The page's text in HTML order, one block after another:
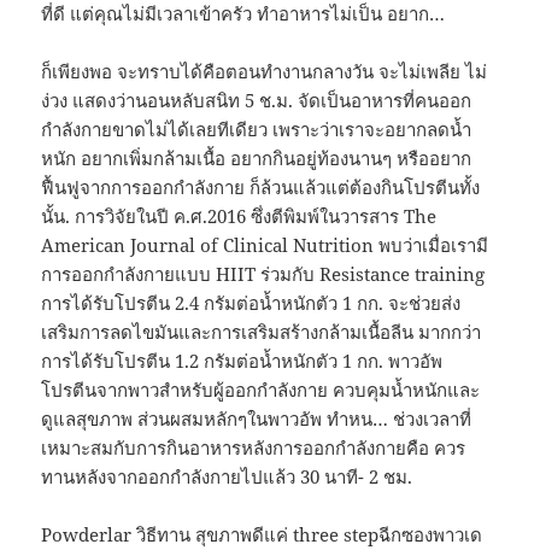
ที่ดี แต่คุณไม่มีเวลาเข้าครัว ทำอาหารไม่เป็น อยาก…
ก็เพียงพอ จะทราบได้คือตอนทำงานกลางวัน จะไม่เพลีย ไม่
ง่วง แสดงว่านอนหลับสนิท 5 ช.ม. จัดเป็นอาหารที่คนออก
กำลังกายขาดไม่ได้เลยทีเดียว เพราะว่าเราจะอยากลดน้ำ
หนัก อยากเพิ่มกล้ามเนื้อ อยากกินอยู่ท้องนานๆ หรืออยาก
ฟื้นฟูจากการออกกำลังกาย ก็ล้วนแล้วแต่ต้องกินโปรตีนทั้ง
นั้น. การวิจัยในปี ค.ศ.2016 ซึ่งตีพิมพ์ในวารสาร The
American Journal of Clinical Nutrition พบว่าเมื่อเรามี
การออกกำลังกายแบบ HIIT ร่วมกับ Resistance training
การได้รับโปรตีน 2.4 กรัมต่อน้ำหนักตัว 1 กก. จะช่วยส่ง
เสริมการลดไขมันและการเสริมสร้างกล้ามเนื้อลีน มากกว่า
การได้รับโปรตีน 1.2 กรัมต่อน้ำหนักตัว 1 กก. พาวอัพ
โปรตีนจากพาวสำหรับผู้ออกกำลังกาย ควบคุมน้ำหนักและ
ดูแลสุขภาพ ส่วนผสมหลักๆในพาวอัพ ทำหน… ช่วงเวลาที่
เหมาะสมกับการกินอาหารหลังการออกกำลังกายคือ ควร
ทานหลังจากออกกำลังกายไปแล้ว 30 นาที- 2 ชม.
Powderlar วิธีทาน สุขภาพดีแค่ three stepฉีกซองพาวเด